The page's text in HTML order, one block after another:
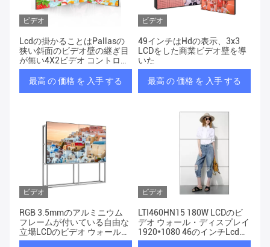
ビデオ
Lcdの掛かることはPallasの
狭い斜面のビデオ壁の継ぎ目
が無い4X2ビデオ コントロー
ラーをかっこに入れる
最高 の 価格 を 入手 する
ビデオ
49インチはHdの表示、3x3
LCDをした商業ビデオ壁を導
いた
最高 の 価格 を 入手 する
ビデオ
RGB 3.5mmのアルミニウム
フレームが付いている自由な
立場LCDのビデオ ウォール・
ディスプレイのパネル
ビデオ
LTI460HN15 180W LCDのビ
デオ ウォール・ディスプレイ
1920*1080 46のインチLcdの
ビデオ壁